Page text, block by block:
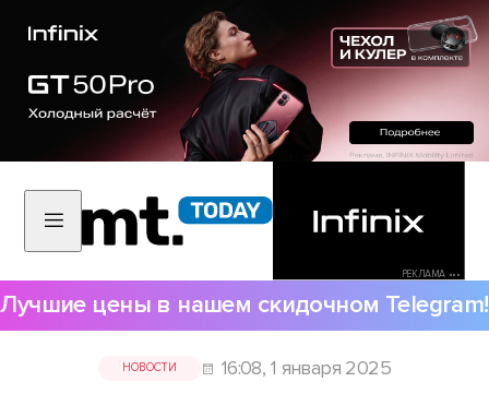
РЕКЛАМА •••
Лучшие цены в нашем скидочном Telegram!
НОВОСТИ 16:08, 1 января 2025